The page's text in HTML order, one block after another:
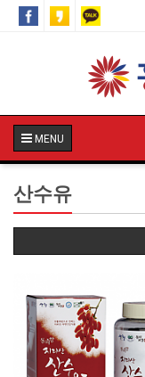
MENU
산수유